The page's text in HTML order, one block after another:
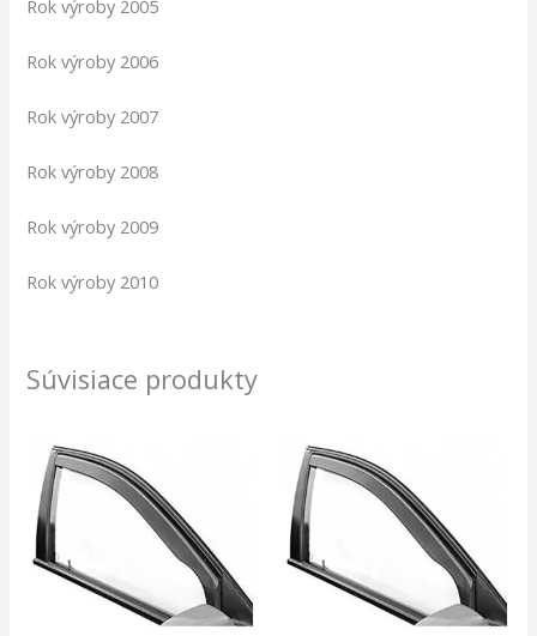
Rok výroby 2005
Rok výroby 2006
Rok výroby 2007
Rok výroby 2008
Rok výroby 2009
Rok výroby 2010
Súvisiace produkty